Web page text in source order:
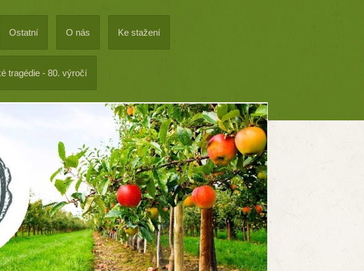
Ostatní O nás Ke stažení
tragédie - 80. výročí